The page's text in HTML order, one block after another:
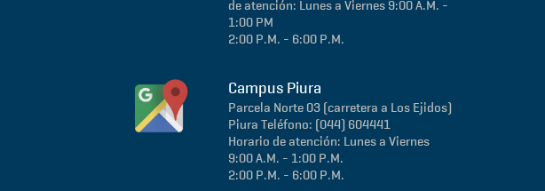
de atención: Lunes a Viernes 9:00 A.M. -
1:00 PM
2:00 P.M. - 6:00 P.M.
Campus Piura
Parcela Norte 03 (carretera a Los Ejidos)
Piura Teléfono: (044) 604441
Horario de atención: Lunes a Viernes
9:00 A.M. - 1:00 P.M.
2:00 P.M. - 6:00 P.M.